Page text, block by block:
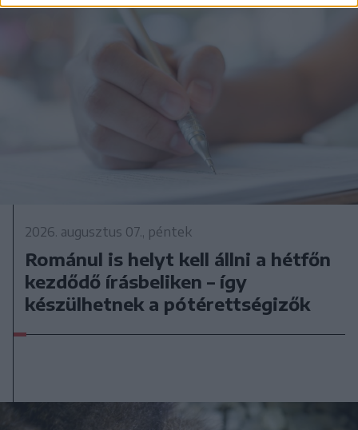
2026. augusztus 07., péntek
Románul is helyt kell állni a hétfőn
kezdődő írásbeliken – így
készülhetnek a pótérettségizők